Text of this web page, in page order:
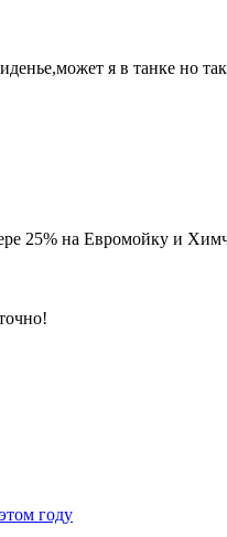
я в танке но
25% на Евромойку и
году